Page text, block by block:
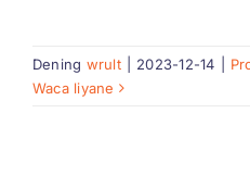
Dening wrult 2023-12-14
Waca liyane